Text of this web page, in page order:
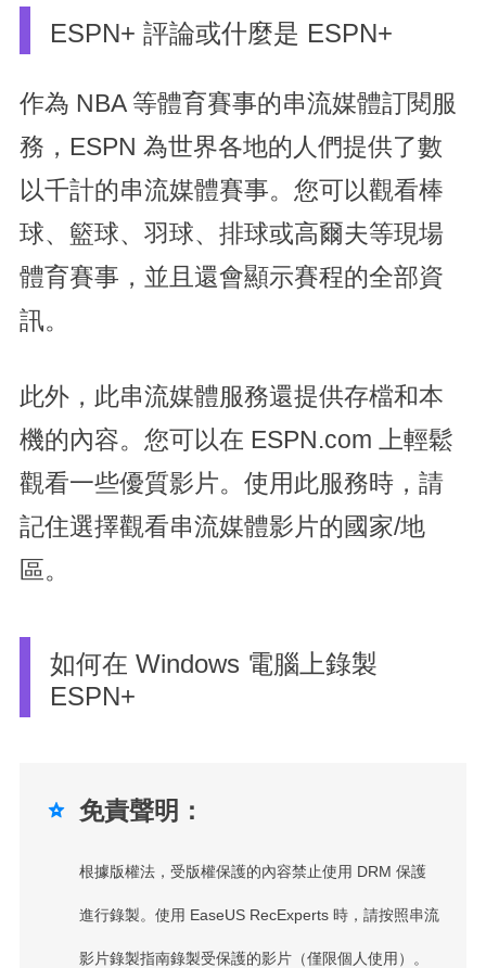
ESPN+ 評論或什麼是 ESPN+
作為 NBA 等體育賽事的串流媒體訂閱服
務，ESPN 為世界各地的人們提供了數
以千計的串流媒體賽事。您可以觀看棒
球、籃球、羽球、排球或高爾夫等現場
體育賽事，並且還會顯示賽程的全部資
訊。
此外，此串流媒體服務還提供存檔和本
機的內容。您可以在 ESPN.com 上輕鬆
觀看一些優質影片。使用此服務時，請
記住選擇觀看串流媒體影片的國家/地
區。
如何在 Windows 電腦上錄製
ESPN+
 免責聲明：
根據版權法，受版權保護的內容禁止使用 DRM 保護
進行錄製。使用 EaseUS RecExperts 時，請按照串流
影片錄製指南錄製受保護的影片（僅限個人使用）。